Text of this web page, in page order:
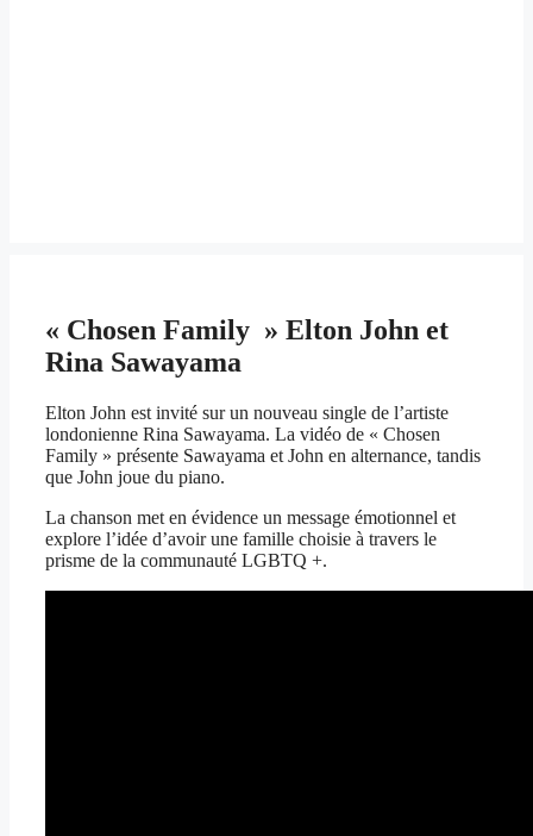
« Chosen Family » Elton John et
Rina Sawayama
Elton John est invité sur un nouveau single de l’artiste
londonienne Rina Sawayama. La vidéo de « Chosen
Family » présente Sawayama et John en alternance, tandis
que John joue du piano.
La chanson met en évidence un message émotionnel et
explore l’idée d’avoir une famille choisie à travers le
prisme de la communauté LGBTQ +.